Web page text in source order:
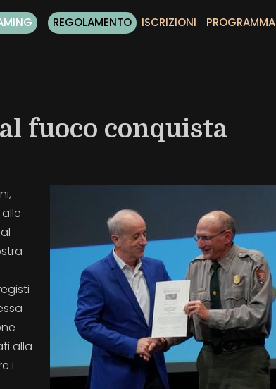
REGOLAMENTO ISCRIZIONI PROGRAMMA
fuoco conquista
alla
i